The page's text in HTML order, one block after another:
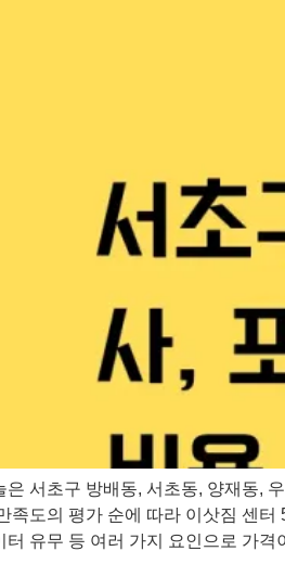
은 서초구 방배동, 서초동, 양재동,
족도의 평가 순에 따라 이삿짐 센
터 유무 등 여러 가지 요인으로 가